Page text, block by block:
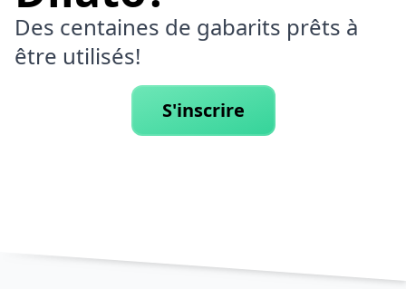
Des centaines de gabarits prêts à
être utilisés!
S'inscrire